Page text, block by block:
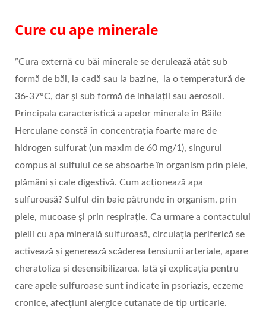
Cure cu ape minerale
”Cura externă cu băi minerale se derulează atât sub
formă de băi, la cadă sau la bazine, la o temperatură de
36-37°C, dar și sub formă de inhalații sau aerosoli.
Principala caracteristică a apelor minerale în Băile
Herculane constă în concentrația foarte mare de
hidrogen sulfurat (un maxim de 60 mg/1), singurul
compus al sulfului ce se absoarbe în organism prin piele,
plămâni şi cale digestivă. Cum acționează apa
sulfuroasă? Sulful din baie pătrunde în organism, prin
piele, mucoase și prin respirație. Ca urmare a contactului
pielii cu apa minerală sulfuroasă, circulația periferică se
activează și generează scăderea tensiunii arteriale, apare
cheratoliza și desensibilizarea. Iată și explicația pentru
care apele sulfuroase sunt indicate în psoriazis, eczeme
cronice, afecțiuni alergice cutanate de tip urticarie.